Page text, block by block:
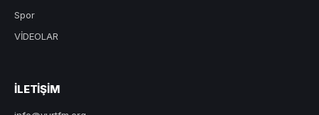
Spor
VİDEOLAR
ILETIŞIM